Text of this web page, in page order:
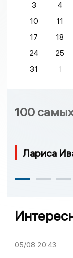
3
4
10
11
17
18
24
25
31
1
100
Лариса
05/08 20:43